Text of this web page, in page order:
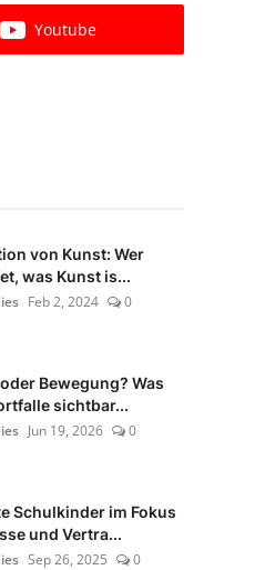
Youtube
von Kunst: Wer
was Kunst is...
Feb 2, 2024 0
Bewegung? Was
sichtbar...
Jun 19, 2026 0
Schulkinder im Fokus
und Vertra...
Sep 26, 2025 0